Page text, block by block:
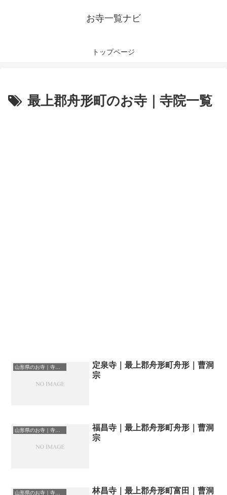
お寺一覧ナビ
トップページ
最上郡舟形町のお寺｜寺院一覧
山形県のお寺｜寺院一覧
定泉寺｜最上郡舟形町舟形｜曹洞
宗
山形県のお寺｜寺院一覧
福昌寺｜最上郡舟形町舟形｜曹洞
宗
山形県のお寺｜寺院一覧
林昌寺｜最上郡舟形町富田｜曹洞